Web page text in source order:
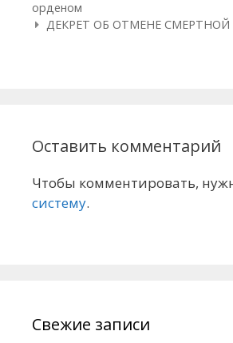
орденом
ДЕКРЕТ ОБ ОТМЕНЕ СМЕРТНОЙ
Оставить комментарий
Чтобы комментировать,
систему.
Свежие записи